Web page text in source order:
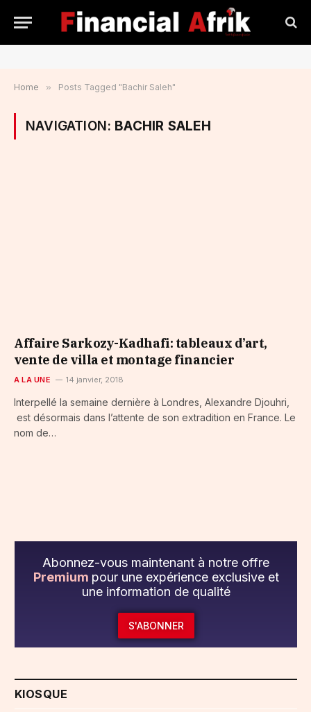
Home » Posts Tagged "Bachir Saleh"
NAVIGATION: BACHIR SALEH
Affaire Sarkozy-Kadhafi: tableaux d’art,
vente de villa et montage financier
A LA UNE 14 janvier, 2018
Interpellé la semaine dernière à Londres, Alexandre Djouhri,
est désormais dans l’attente de son extradition en France. Le
nom de…
Abonnez-vous maintenant à notre offre
Premium pour une expérience exclusive et
une information de qualité
S'ABONNER
KIOSQUE